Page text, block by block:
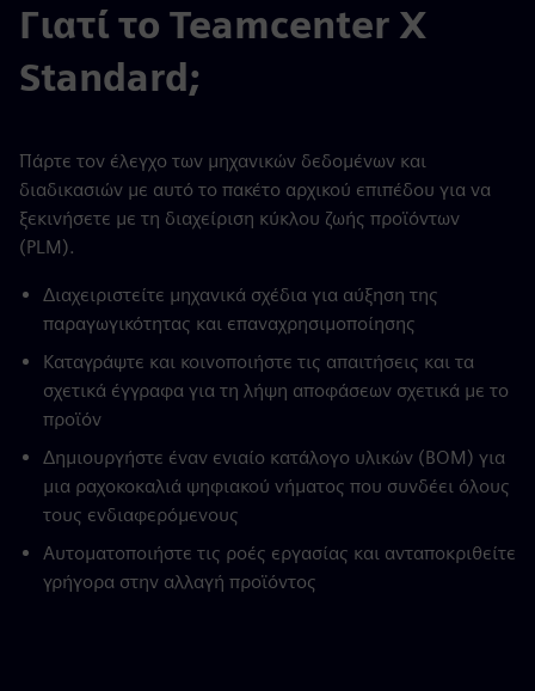
Γιατί το Teamcenter X
Standard;
Πάρτε τον έλεγχο των μηχανικών δεδομένων και
διαδικασιών με αυτό το πακέτο αρχικού επιπέδου για να
ξεκινήσετε με τη διαχείριση κύκλου ζωής προϊόντων
(PLM).
Διαχειριστείτε μηχανικά σχέδια για αύξηση της
παραγωγικότητας και επαναχρησιμοποίησης
Καταγράψτε και κοινοποιήστε τις απαιτήσεις και τα
σχετικά έγγραφα για τη λήψη αποφάσεων σχετικά με το
προϊόν
Δημιουργήστε έναν ενιαίο κατάλογο υλικών (BOM) για
μια ραχοκοκαλιά ψηφιακού νήματος που συνδέει όλους
τους ενδιαφερόμενους
Αυτοματοποιήστε τις ροές εργασίας και ανταποκριθείτε
γρήγορα στην αλλαγή προϊόντος